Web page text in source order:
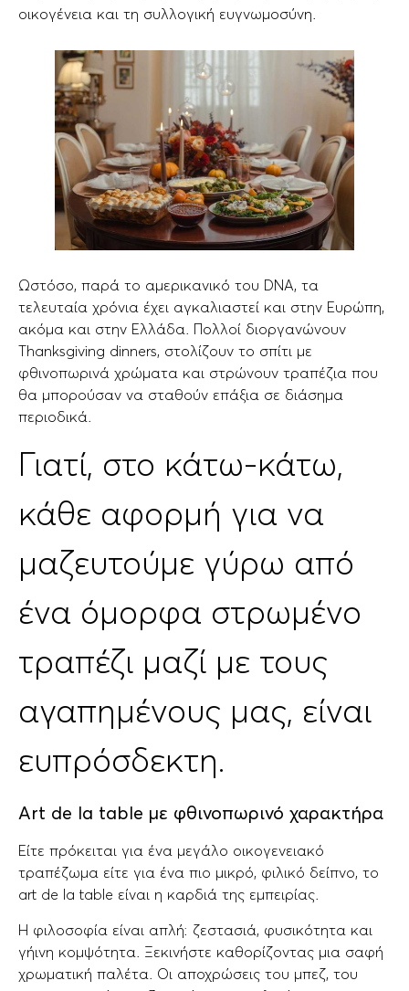
οικογένεια και τη συλλογική ευγνωμοσύνη.
Ωστόσο, παρά το αμερικανικό του DNA, τα
τελευταία χρόνια έχει αγκαλιαστεί και στην Ευρώπη,
ακόμα και στην Ελλάδα. Πολλοί διοργανώνουν
Thanksgiving dinners, στολίζουν το σπίτι με
φθινοπωρινά χρώματα και στρώνουν τραπέζια που
θα μπορούσαν να σταθούν επάξια σε διάσημα
περιοδικά.
Γιατί, στο κάτω-κάτω,
κάθε αφορμή για να
μαζευτούμε γύρω από
ένα όμορφα στρωμένο
τραπέζι μαζί με τους
αγαπημένους μας, είναι
ευπρόσδεκτη.
Art de la table με φθινοπωρινό χαρακτήρα
Είτε πρόκειται για ένα μεγάλο οικογενειακό
τραπέζωμα είτε για ένα πιο μικρό, φιλικό δείπνο, το
art de la table είναι η καρδιά της εμπειρίας.
Η φιλοσοφία είναι απλή: ζεστασιά, φυσικότητα και
γήινη κομψότητα. Ξεκινήστε καθορίζοντας μια σαφή
χρωματική παλέτα. Οι αποχρώσεις του μπεζ, του